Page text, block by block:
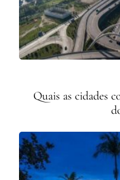
Quais as cidades